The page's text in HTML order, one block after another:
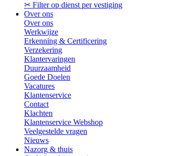
✂ Filter op dienst per vestiging
Over ons
Over ons
Werkwijze
Erkenning & Certificering
Verzekering
Klantervaringen
Duurzaamheid
Goede Doelen
Vacatures
Klantenservice
Contact
Klachten
Klantenservice Webshop
Veelgestelde vragen
Nieuws
Nazorg & thuis